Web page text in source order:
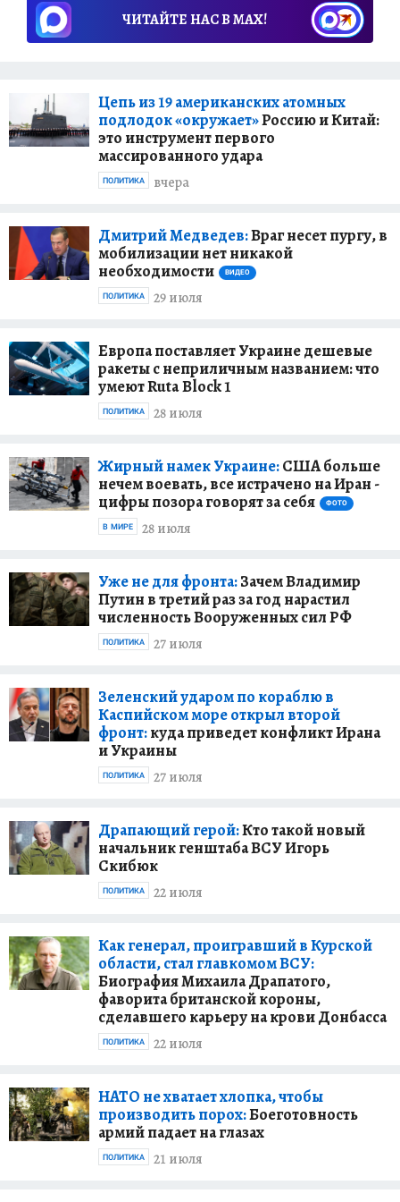
службу Родине в Вооруженных Силах СССР" III
степени и многими медалями. В «Комсомолке»
запредельно откровенный разговор с
кадровыми военными и отставниками, а также
членами их семей об армии и ее проблемах, о
том, как идет реформа и что ее тормозит. Это
наши честные ответы на самые острые и
передача, в которой нет запрещенных тем.
Ревю - это своего рода «курилка», где люди
говорят друг другу все, что думают.
ЧИТАЙТЕ НАС В МАХ!
Цепь из 19 американских атомных
подлодок «окружает»Россию и Китай:
это инструмент первого
массированного удара
вчера
ПОЛИТИКА
Дмитрий Медведев:Враг несет пургу, в
мобилизации нет никакой
необходимости
ВИДЕО
29 июля
ПОЛИТИКА
Европа поставляет Украине дешевые
ракеты с неприличным названием: что
умеют Ruta Block 1
28 июля
ПОЛИТИКА
Жирный намек Украине:США больше
нечем воевать, все истрачено на Иран -
цифры позора говорят за себя
ФОТО
28 июля
В МИРЕ
Уже не для фронта:Зачем Владимир
Путин в третий раз за год нарастил
численность Вооруженных сил РФ
27 июля
ПОЛИТИКА
Зеленский ударом по кораблю в
Каспийском море открыл второй
фронт:куда приведет конфликт Ирана
и Украины
27 июля
ПОЛИТИКА
Драпающий герой:Кто такой новый
начальник генштаба ВСУ Игорь
Скибюк
22 июля
ПОЛИТИКА
Как генерал, проигравший в Курской
области, стал главкомом ВСУ:
Биография Михаила Драпатого,
фаворита британской короны,
сделавшего карьеру на крови Донбасса
22 июля
ПОЛИТИКА
НАТО не хватает хлопка, чтобы
производить порох:Боеготовность
армий падает на глазах
21 июля
ПОЛИТИКА